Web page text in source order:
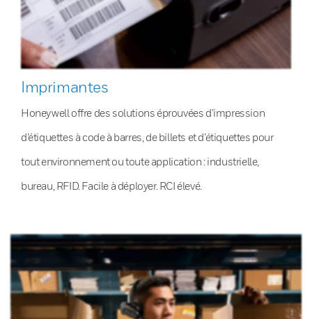
Imprimantes
Honeywell offre des solutions éprouvées d’impression
d’étiquettes à code à barres, de billets et d’étiquettes pour
tout environnement ou toute application : industrielle,
bureau, RFID. Facile à déployer. RCI élevé.